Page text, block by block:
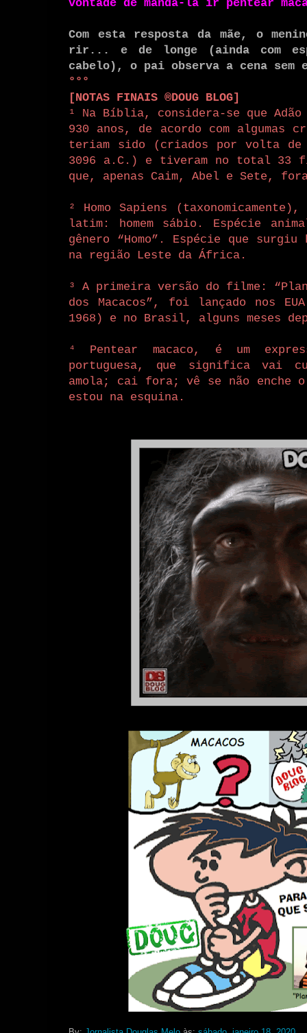
vontade de mandá-la ir pentear
Com esta resposta da mãe, o
rir... e de longe (ainda com
cabelo), o pai observa a cena sem
°°°
[NOTAS FINAIS ®DOUG BLOG]
¹ Na Bíblia, considera-se que
930 anos, de acordo com
teriam sido (criados por volta de
3096 a.C.)
e
tiveram no total 33
que, apenas Caim, Abel e Sete,
² Homo Sapiens
latim: homem sábio. Espécie
gênero “Homo”. Espécie que
na região Leste da África.
³ A primeira versão do filme:
dos Macacos”, foi lançado nos
1968) e no Brasil, alguns meses
⁴ Pentear macaco, é um
portuguesa, que significa vai
amola; cai fora; vê se não enche
estou na esquina.